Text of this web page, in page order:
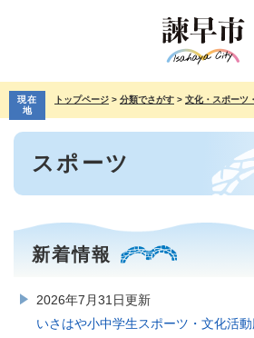
先
で
す。
を
ば
現在
地
トップページ > 分類でさがす > 文化・スポーツ
本
スポーツ
新着情報
2026年7月31日更新
いさはや小中学生スポーツ・文化活